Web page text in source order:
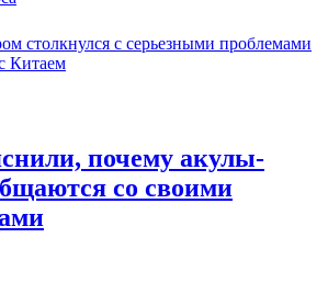
столкнулся с серьезными проблемами
Китаем
почему акулы-
со своими